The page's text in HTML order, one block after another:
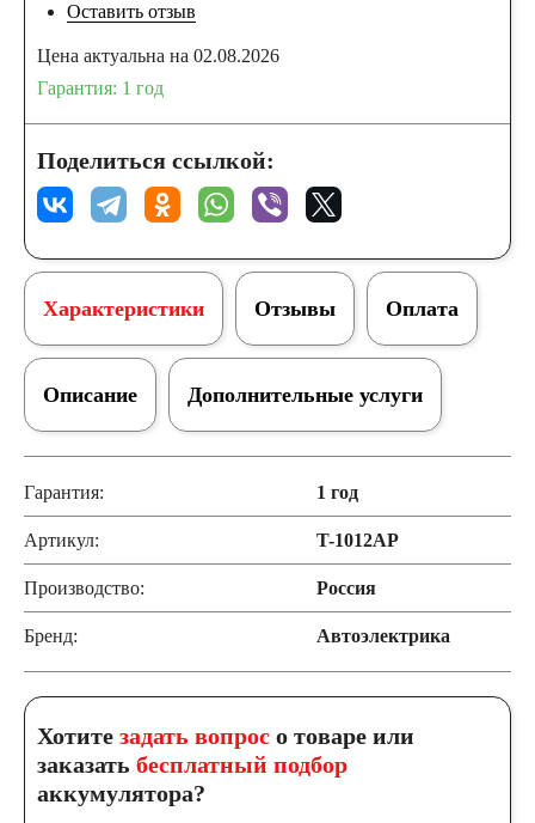
Оставить отзыв
Цена актуальна на 02.08.2026
Гарантия: 1 год
Поделиться ссылкой:
Характеристики
Дополнительные услуги
Отзывы Оплата
Описание
Гарантия: 1 год
Артикул: T-1012AP
Производство: Россия
Бренд: Автоэлектрика
Хотите задать вопрос о товаре или
заказать бесплатный подбор
аккумулятора?